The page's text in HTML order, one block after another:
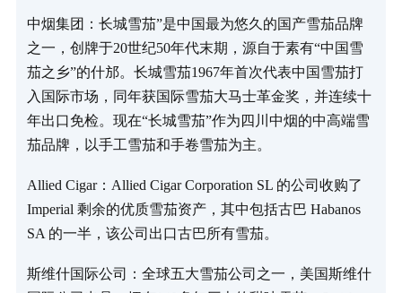
中烟集团：长城雪茄”是中国最为悠久的国产雪茄品牌
之一，创牌于20世纪50年代末期，源自于素有“中国雪
茄之乡”的什邡。长城雪茄1967年首次代表中国雪茄打
入国际市场，同年获国际雪茄大马士革金奖，并连续十
年出口免检。现在“长城雪茄”作为四川中烟的中高端雪
茄品牌，以手工雪茄和手卷雪茄为主。
Allied Cigar：Allied Cigar Corporation SL 的公司收购了
Imperial 剩余的优质雪茄资产，其中包括古巴 Habanos
SA 的一半，该公司出口古巴所有雪茄。
斯维什国际公司：全球五大雪茄公司之一，美国斯维什